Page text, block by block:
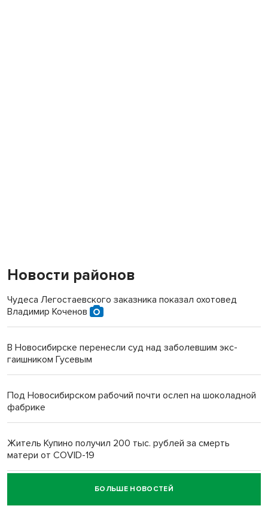
Новости районов
Чудеса Легостаевского заказника показал охотовед
Владимир Коченов
В Новосибирске перенесли суд над заболевшим экс-
гаишником Гусевым
Под Новосибирском рабочий почти ослеп на шоколадной
фабрике
Житель Купино получил 200 тыс. рублей за смерть
матери от COVID-19
Новосибирский суд наказал водителя за смерть
пенсионерки на вокзале
БОЛЬШЕ НОВОСТЕЙ